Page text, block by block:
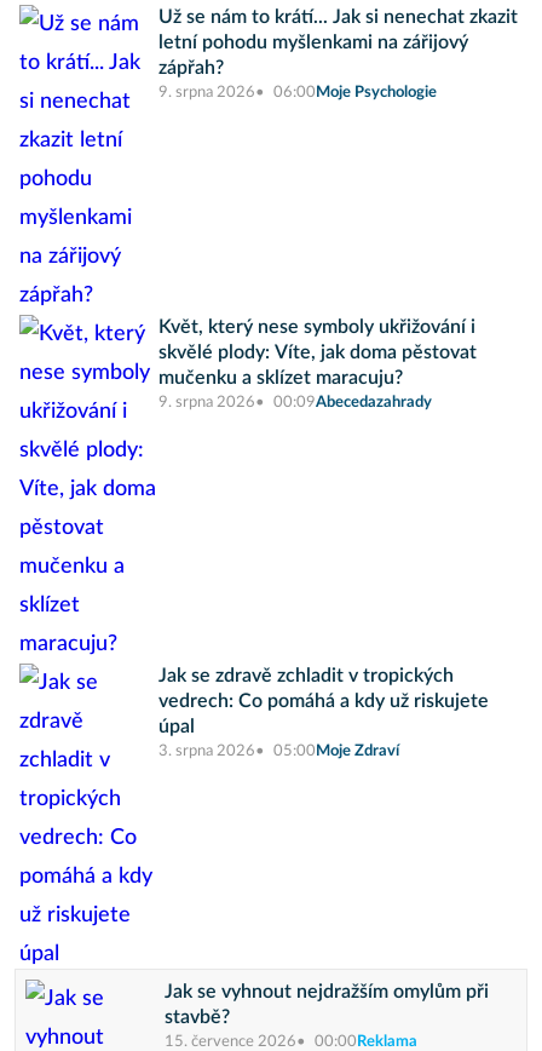
Už se nám to krátí... Jak si nenechat zkazit
letní pohodu myšlenkami na zářijový
zápřah?
9. srpna 2026 06:00 Moje Psychologie
Květ, který nese symboly ukřižování i
skvělé plody: Víte, jak doma pěstovat
mučenku a sklízet maracuju?
9. srpna 2026 00:09Abecedazahrady
Jak se zdravě zchladit v tropických
vedrech: Co pomáhá a kdy už riskujete
úpal
3. srpna 2026 05:00 Moje Zdraví
Jak se vyhnout nejdražším omylům při
stavbě?
15. července 2026 00:00 Reklama